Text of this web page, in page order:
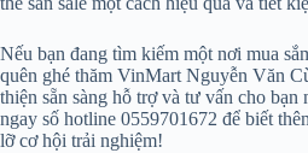
Nếu bạn đang tìm kiếm một nơi mua
quên ghé thăm VinMart Nguyễn Văn
thiện sẵn sàng hỗ trợ và tư vấn cho bạn
ngay số hotline 0559701672 để biết
lỡ cơ hội trải nghiệm!